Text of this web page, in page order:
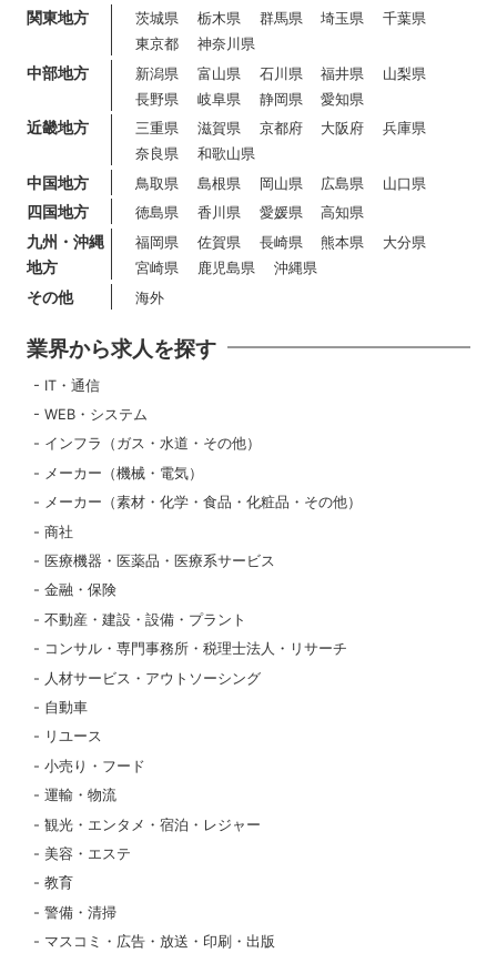
関東地方 茨城県 栃木県 群馬県 埼玉県
千葉県
東京都
神奈川県
中部地方 新潟県 富山県 石川県 福井県
山梨県
長野県
岐阜県 静岡県 愛知県
近畿地方 三重県 滋賀県 京都府 大阪府
兵庫県
奈良県
和歌山県
中国地方 鳥取県 島根県 岡山県 広島県 山口県
四国地方 徳島県 香川県 愛媛県 高知県
九州・沖縄
地方
福岡県 佐賀県 長崎県 熊本県
大分県
宮崎県
鹿児島県 沖縄県
その他 海外
業界から求人を探す
IT・通信
WEB・システム
インフラ（ガス・水道・その他）
メーカー（機械・電気）
メーカー（素材・化学・食品・化粧品・その他）
商社
医療機器・医薬品・医療系サービス
金融・保険
不動産・建設・設備・プラント
コンサル・専門事務所・税理士法人・リサーチ
人材サービス・アウトソーシング
自動車
リユース
小売り・フード
運輸・物流
観光・エンタメ・宿泊・レジャー
美容・エステ
教育
警備・清掃
マスコミ・広告・放送・印刷・出版